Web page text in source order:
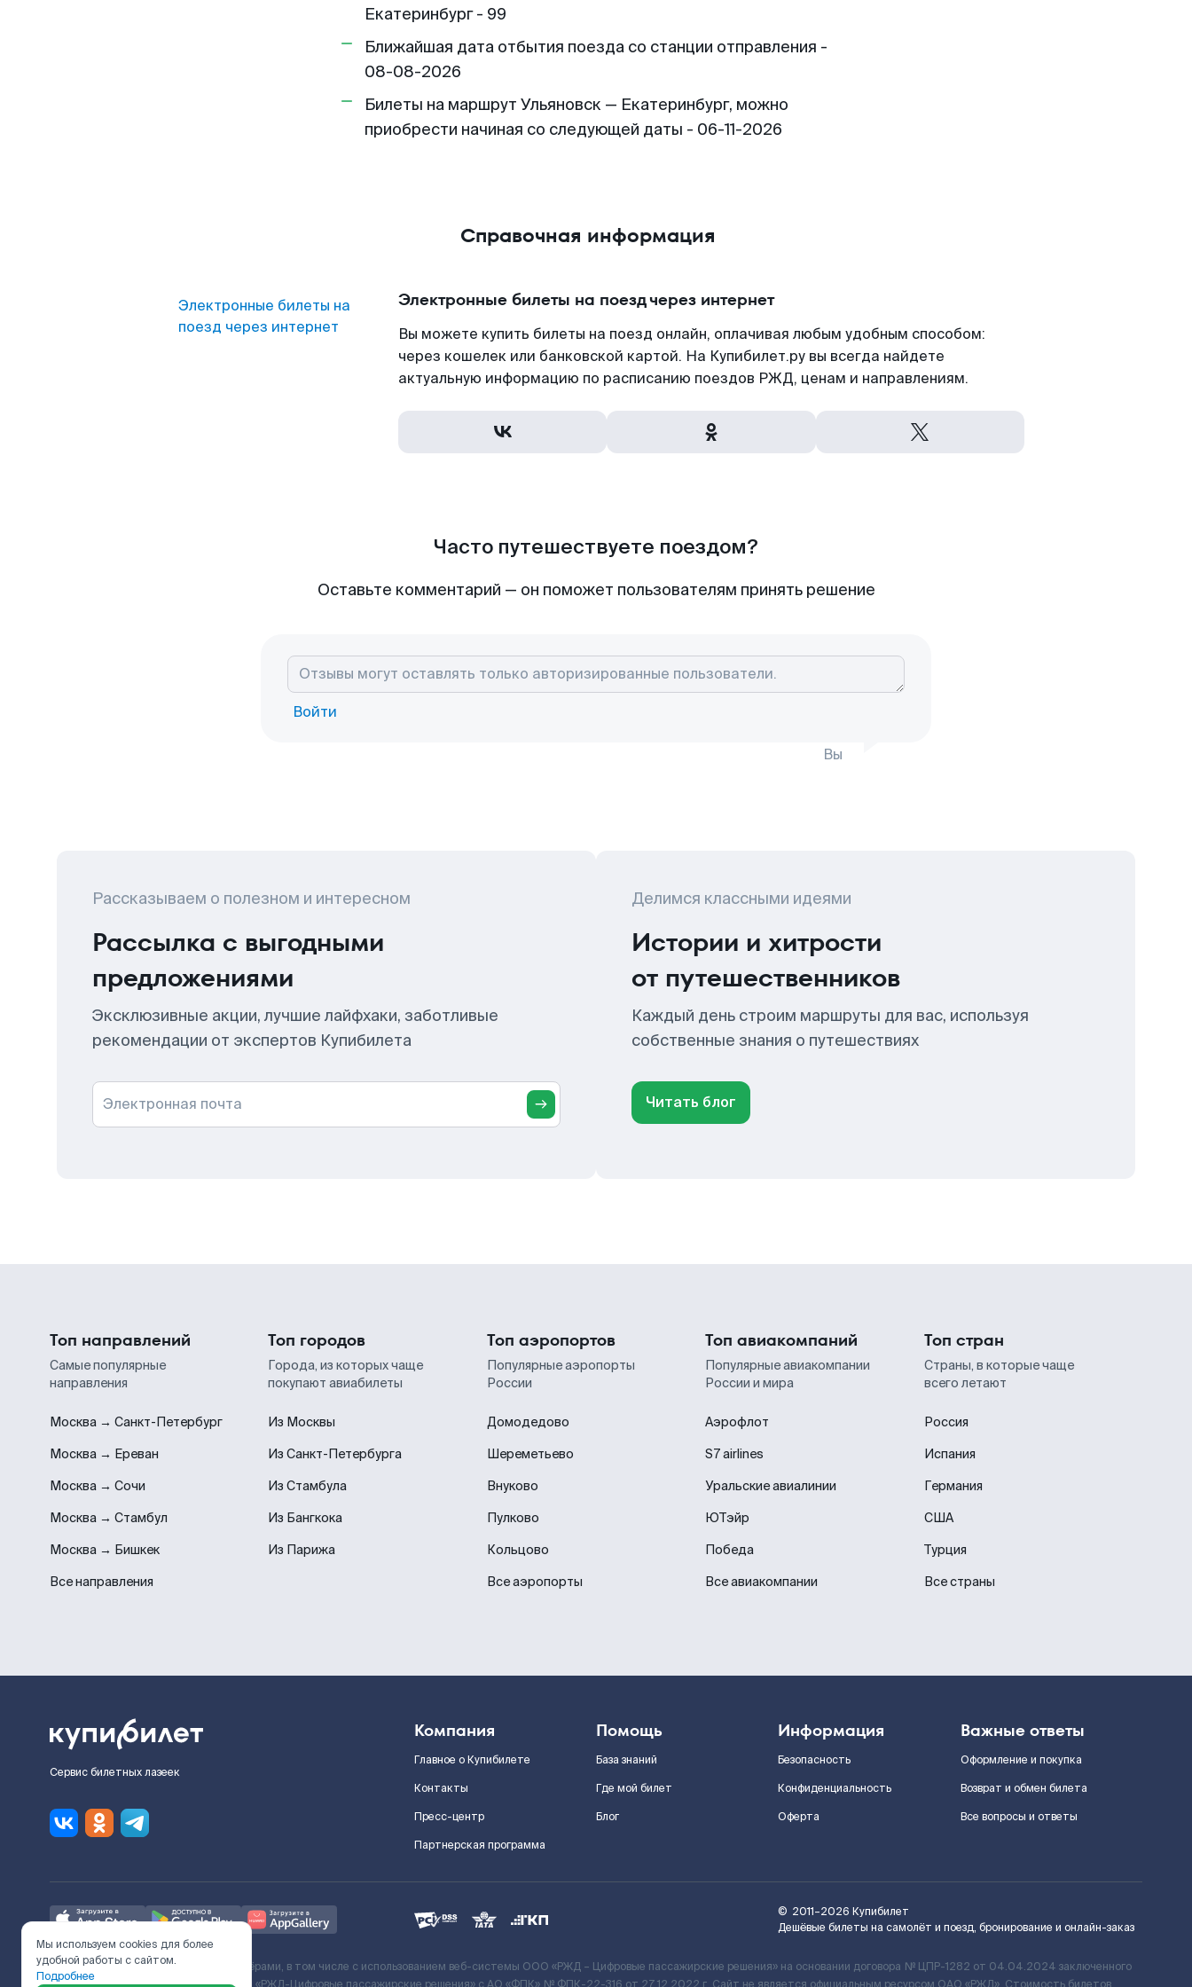
Екатеринбург - 99
Ближайшая дата отбытия поезда со станции отправления -
08-08-2026
Билеты на маршрут Ульяновск — Екатеринбург, можно
приобрести начиная со следующей даты - 06-11-2026
Справочная информация
Электронные билеты на
поезд через интернет
Электронные билеты на поезд через интернет
Вы можете купить билеты на поезд онлайн, оплачивая любым удобным способом:
через кошелек или банковской картой. На Купибилет.ру вы всегда найдете
актуальную информацию по расписанию поездов РЖД, ценам и направлениям.
Часто путешествуете поездом?
Оставьте комментарий — он поможет пользователям принять решение
Войти
Вы
Рассказываем о полезном и интересном
Рассылка с выгодными
предложениями
Эксклюзивные акции, лучшие лайфхаки, заботливые
рекомендации от экспертов Купибилета
Электронная почта
Делимся классными идеями
Истории и хитрости
от путешественников
Каждый день строим маршруты для вас, используя
собственные знания о путешествиях
Читать блог
Топ направлений
Самые популярные
направления
Москва → Санкт-Петербург
Москва → Ереван
Москва → Сочи
Москва → Стамбул
Москва → Бишкек
Все направления
Топ городов
Города, из которых чаще
покупают авиабилеты
Из Москвы
Из Санкт-Петербурга
Из Стамбула
Из Бангкока
Из Парижа
Топ аэропортов
Популярные аэропорты
России
Домодедово
Шереметьево
Внуково
Пулково
Кольцово
Все аэропорты
Топ авиакомпаний
Популярные авиакомпании
России и мира
Аэрофлот
S7 airlines
Уральские авиалинии
ЮТэйр
Победа
Все авиакомпании
Топ стран
Страны, в которые чаще
всего летают
Россия
Испания
Германия
США
Турция
Все страны
Сервис билетных лазеек
Компания
Главное о Купибилете
Контакты
Пресс-центр
Партнерская программа
Помощь
База знаний
Где мой билет
Блог
Информация
Безопасность
Конфиденциальность
Оферта
Важные ответы
Оформление и покупка
Возврат и обмен билета
Все вопросы и ответы
© 2011–2026 Купибилет
Дешёвые билеты на самолёт и поезд, бронирование и онлайн-заказ
Ж/Д билеты предоставляются партнёрами, в том числе с использованием веб-системы ООО «РЖД – Цифровые пассажирские решения» на основании договора № ЦПР-1282 от 04.04.2024 заключенного
Мы используем cookies для более
удобной работы с сайтом.
Подробнее